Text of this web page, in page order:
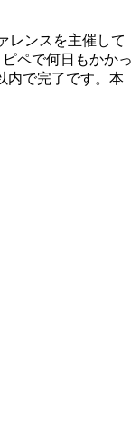
15%増えました。
ます。AIが選ぶ
といい結果です。